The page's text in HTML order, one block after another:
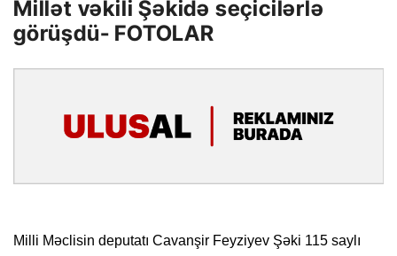
Millət vəkili Şəkidə seçicilərlə
görüşdü- FOTOLAR
Milli Məclisin deputatı Cavanşir Feyziyev Şəki 115 saylı